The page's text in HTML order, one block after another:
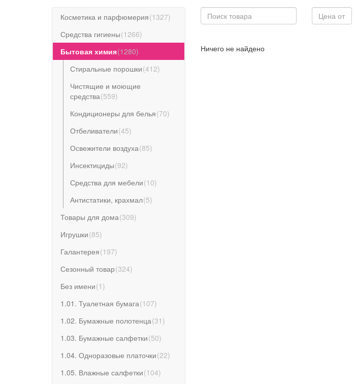
Косметика и парфюмерия(1327)
Средства гигиены(1266)
Бытовая химия(1280)
Стиральные порошки(412)
Чистящие и моющие
средства(559)
Кондиционеры для белья(70)
Отбеливатели(45)
Освежители воздуха(85)
Инсектициды(92)
Средства для мебели(10)
Антистатики, крахмал(5)
Товары для дома(309)
Игрушки(85)
Галантерея(197)
Сезонный товар(324)
Без имени(1 )
1.01. Туалетная бумага(107)
1.02. Бумажные полотенца(31 )
1.03. Бумажные салфетки(50)
1.04. Одноразовые платочки(22)
1.05. Влажные салфетки(104)
Ничего не найдено